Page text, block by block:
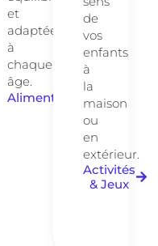
et
adaptée
à
chaque
âge.
Alimentation
de
vos
enfants
à
la
maison
ou
en
extérieur.
Activités
& Jeux